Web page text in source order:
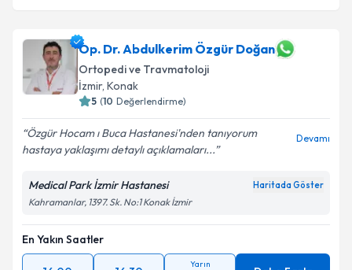
Op. Dr. Abdulkerim Özgür Doğan
Ortopedi ve Travmatoloji
İzmir, Konak
5 (10 Değerlendirme)
Özgür Hocam ı Buca Hastanesi'nden tanıyorum
hastaya yaklaşımı detaylı açıklamaları...
Devamı
Medical Park İzmir Hastanesi Haritada Göster
Kahramanlar, 1397. Sk. No:1 Konak İzmir
En Yakın Saatler
Yarın